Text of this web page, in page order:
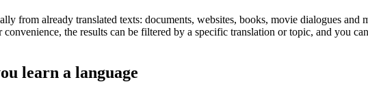
from already translated texts: documents, websites, books, movie dialogues
the results can be filtered by a specific translation or topic, and you
learn a language